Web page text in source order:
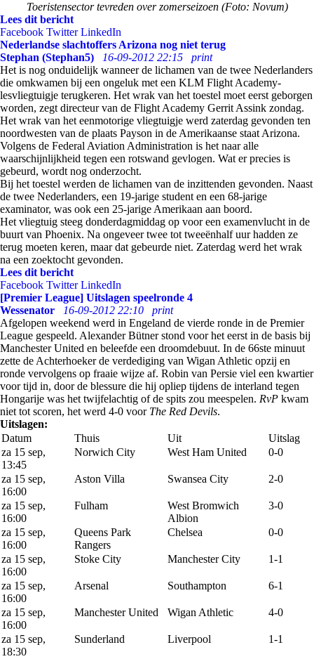
Toeristensector tevreden over zomerseizoen (Foto: Novum)
Lees dit bericht
Facebook Twitter LinkedIn
Nederlandse slachtoffers Arizona nog niet terug
Stephan (Stephan5)
16-09-2012 22:15
print
Het is nog onduidelijk wanneer de lichamen van de twee Nederlanders
die omkwamen bij een ongeluk met een KLM Flight Academy-
lesvliegtuigje terugkeren. Het wrak van het toestel moet eerst geborgen
worden, zegt directeur van de Flight Academy Gerrit Assink zondag.
Het wrak van het eenmotorige vliegtuigje werd zaterdag gevonden ten
noordwesten van de plaats Payson in de Amerikaanse staat Arizona.
Volgens de Federal Aviation Administration is het naar alle
waarschijnlijkheid tegen een rotswand gevlogen. Wat er precies is
gebeurd, wordt nog onderzocht.
Bij het toestel werden de lichamen van de inzittenden gevonden. Naast
de twee Nederlanders, een 19-jarige student en een 68-jarige
examinator, was ook een 25-jarige Amerikaan aan boord.
Het vliegtuig steeg donderdagmiddag op voor een examenvlucht in de
buurt van Phoenix. Na ongeveer twee tot tweeënhalf uur hadden ze
terug moeten keren, maar dat gebeurde niet. Zaterdag werd het wrak
na een zoektocht gevonden.
Lees dit bericht
Facebook Twitter LinkedIn
[Premier League] Uitslagen speelronde 4
Wessenator
16-09-2012 22:10
print
Afgelopen weekend werd in Engeland de vierde ronde in de Premier
League gespeeld. Alexander Bütner stond voor het eerst in de basis bij
Manchester United en beleefde een droomdebuut. In de 66ste minuut
zette de Achterhoeker de verdediging van Wigan Athletic opzij en
ronde vervolgens op fraaie wijze af. Robin van Persie viel een kwartier
voor tijd in, door de blessure die hij opliep tijdens de interland tegen
Hongarije was het twijfelachtig of de spits zou meespelen. RvP kwam
niet tot scoren, het werd 4-0 voor The Red Devils.
Uitslagen:
Datum
Thuis Uit
Uitslag
za 15 sep,
13:45
Norwich City West Ham United 0-0
za 15 sep,
16:00
Aston Villa Swansea City 2-0
za 15 sep,
16:00
Fulham
West Bromwich
Albion
3-0
za 15 sep,
16:00
Queens Park
Rangers
Chelsea 0-0
za 15 sep,
16:00
Stoke City Manchester City 1-1
za 15 sep,
16:00
Arsenal Southampton 6-1
za 15 sep,
16:00
Manchester United Wigan Athletic 4-0
za 15 sep,
18:30
Sunderland Liverpool 1-1